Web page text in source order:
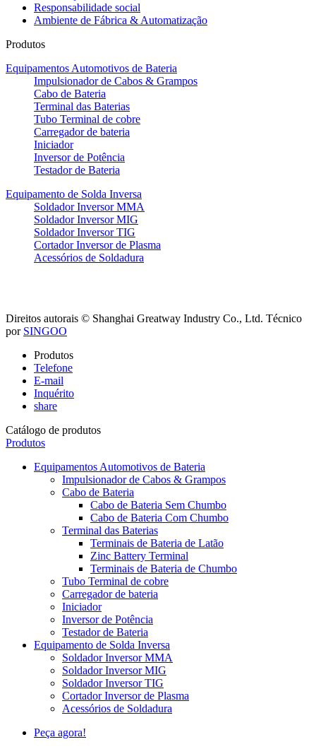
Responsabilidade social
Ambiente de Fábrica & Automatização
Produtos
Equipamentos Automotivos de Bateria
Impulsionador de Cabos & Grampos
Cabo de Bateria
Terminal das Baterias
Tubo Terminal de cobre
Carregador de bateria
Iniciador
Inversor de Potência
Testador de Bateria
Equipamento de Solda Inversa
Soldador Inversor MMA
Soldador Inversor MIG
Soldador Inversor TIG
Cortador Inversor de Plasma
Acessórios de Soldadura
Direitos autorais © Shanghai Greatway Industry Co., Ltd. Técnico
por SINGOO
Produtos
Telefone
E-mail
Inquérito
share
Catálogo de produtos
Produtos
Equipamentos Automotivos de Bateria
Impulsionador de Cabos & Grampos
Cabo de Bateria
Cabo de Bateria Sem Chumbo
Cabo de Bateria Com Chumbo
Terminal das Baterias
Terminais de Bateria de Latão
Zinc Battery Terminal
Terminais de Bateria de Chumbo
Tubo Terminal de cobre
Carregador de bateria
Iniciador
Inversor de Potência
Testador de Bateria
Equipamento de Solda Inversa
Soldador Inversor MMA
Soldador Inversor MIG
Soldador Inversor TIG
Cortador Inversor de Plasma
Acessórios de Soldadura
Peça agora!